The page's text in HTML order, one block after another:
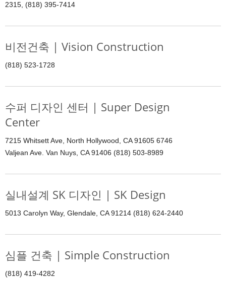
2315, (818) 395-7414
비전건축 | Vision Construction
(818) 523-1728
수퍼 디자인 센터 | Super Design
Center
7215 Whitsett Ave, North Hollywood, CA 91605 6746
Valjean Ave. Van Nuys, CA 91406 (818) 503-8989
실내설계 SK 디자인 | SK Design
5013 Carolyn Way, Glendale, CA 91214 (818) 624-2440
심플 건축 | Simple Construction
(818) 419-4282